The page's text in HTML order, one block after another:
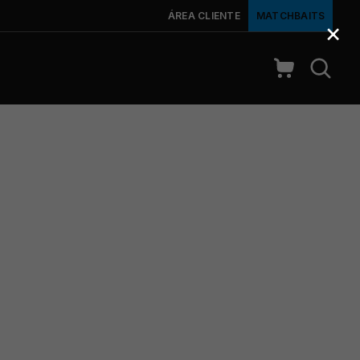
ÁREA CLIENTE MATCHBAITS
×